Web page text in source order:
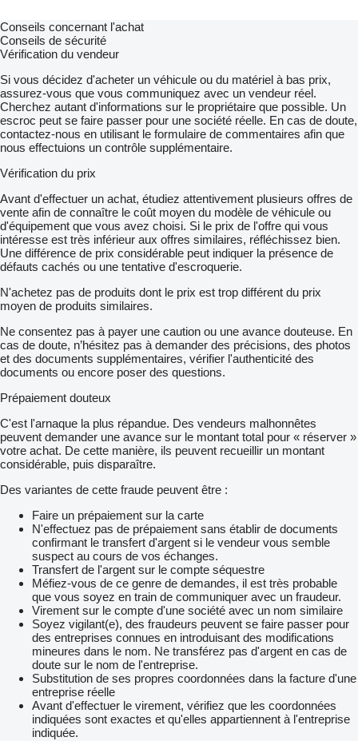
Conseils concernant l'achat
Conseils de sécurité
Vérification du vendeur
Si vous décidez d'acheter un véhicule ou du matériel à bas prix,
assurez-vous que vous communiquez avec un vendeur réel.
Cherchez autant d'informations sur le propriétaire que possible. Un
escroc peut se faire passer pour une société réelle. En cas de doute,
contactez-nous en utilisant le formulaire de commentaires afin que
nous effectuions un contrôle supplémentaire.
Vérification du prix
Avant d'effectuer un achat, étudiez attentivement plusieurs offres de
vente afin de connaître le coût moyen du modèle de véhicule ou
d'équipement que vous avez choisi. Si le prix de l'offre qui vous
intéresse est très inférieur aux offres similaires, réfléchissez bien.
Une différence de prix considérable peut indiquer la présence de
défauts cachés ou une tentative d'escroquerie.
N'achetez pas de produits dont le prix est trop différent du prix
moyen de produits similaires.
Ne consentez pas à payer une caution ou une avance douteuse. En
cas de doute, n’hésitez pas à demander des précisions, des photos
et des documents supplémentaires, vérifier l'authenticité des
documents ou encore poser des questions.
Prépaiement douteux
C'est l'arnaque la plus répandue. Des vendeurs malhonnêtes
peuvent demander une avance sur le montant total pour « réserver »
votre achat. De cette manière, ils peuvent recueillir un montant
considérable, puis disparaître.
Des variantes de cette fraude peuvent être :
Faire un prépaiement sur la carte
N'effectuez pas de prépaiement sans établir de documents
confirmant le transfert d'argent si le vendeur vous semble
suspect au cours de vos échanges.
Transfert de l'argent sur le compte séquestre
Méfiez-vous de ce genre de demandes, il est très probable
que vous soyez en train de communiquer avec un fraudeur.
Virement sur le compte d'une société avec un nom similaire
Soyez vigilant(e), des fraudeurs peuvent se faire passer pour
des entreprises connues en introduisant des modifications
mineures dans le nom. Ne transférez pas d'argent en cas de
doute sur le nom de l'entreprise.
Substitution de ses propres coordonnées dans la facture d'une
entreprise réelle
Avant d'effectuer le virement, vérifiez que les coordonnées
indiquées sont exactes et qu'elles appartiennent à l'entreprise
indiquée.